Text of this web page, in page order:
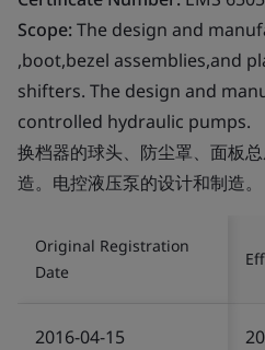
Scope:The design and
,boot,bezel assemblies,and
shifters. The design and
controlled hydraulic pumps.
换档器的球头、防尘罩、面板
造。电控液压泵的设计和制造。
Original Registration
Date
2016-04-15